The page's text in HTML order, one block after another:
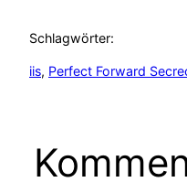
Schlagwörter:
iis, Perfect Forward